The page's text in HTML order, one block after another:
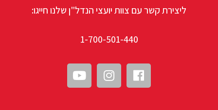
ליצירת קשר עם צוות יועצי הנדל"ן שלנו חייגו:
1-700-501-440